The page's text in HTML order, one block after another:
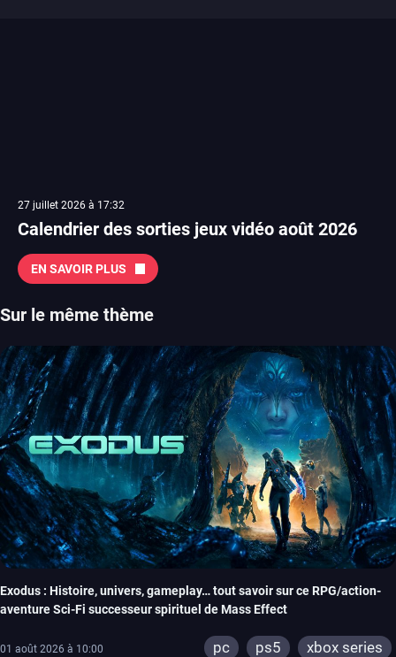
27 juillet 2026 à 17:32
Calendrier des sorties jeux vidéo août 2026
EN SAVOIR PLUS
Sur le même thème
Exodus : Histoire, univers, gameplay… tout savoir sur ce RPG/action-
aventure Sci-Fi successeur spirituel de Mass Effect
01 août 2026 à 10:00 pc ps5 xbox series